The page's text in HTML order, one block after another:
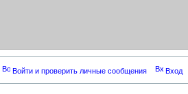
Войти и проверить личные сообщения Вход